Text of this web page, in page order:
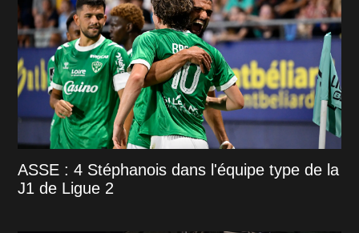
ASSE : 4 Stéphanois dans l'équipe type de la
J1 de Ligue 2